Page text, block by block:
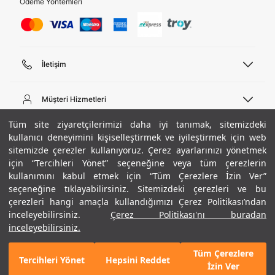
Tüm site ziyaretçilerimizi daha iyi tanımak, sitemizdeki
kullanıcı deneyimini kişiselleştirmek ve iyileştirmek için web
sitemizde çerezler kullanıyoruz. Çerez ayarlarınızı yönetmek
için “Tercihleri Yönet” seçeneğine veya tüm çerezlerin
kullanımını kabul etmek için “Tüm Çerezlere İzin Ver”
seçeneğine tıklayabilirsiniz. Sitemizdeki çerezleri ve bu
çerezleri hangi amaçla kullandığımızı Çerez Politikası’ndan
inceleyebilirsiniz.
Çerez Politikası'nı buradan
inceleyebilirsiniz.
Tercihleri Yönet Hepsini Reddet
Tüm Çerezlere
İzin Ver
1.790 TL
%30
SEPETE EKLE
İletişim
444 02 00
Pazartesi - Cuma 09:00 - 18:00
E-posta
bilgi@underarmour.com
Müşteri Hizmetleri
Sipariş Sorgulama
Bize Ulaşın
Teslimat Bilgileri
İşlem Rehberi
İade ve Değişimler
Sıkça Sorulan Sorular
Beden Rehberi
Site Haritası
Hakkımızda
Ticari Bilgiler
Hükümler ve Koşullar
Gizlilik Politikası
Çerez Politikası
Kariyer
ETBİS
UA Sosyal Medya
Instagram
Facebook
Twitter
Popüler Kategoriler
Erkek Basketbol Ayakkabısı
Çocuk Basketbol Ayakkabısı
Erkek Eşofman